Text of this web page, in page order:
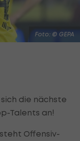
Foto: © GEPA
die nächste
Talents an!
Offensiv-